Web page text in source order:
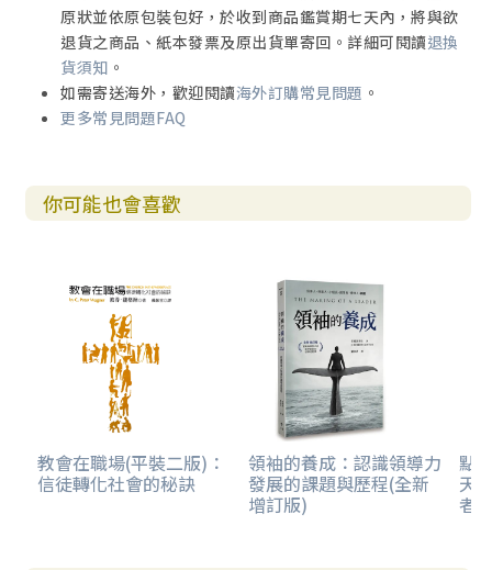
原狀並依原包裝包好，於收到商品鑑賞期七天內，將與欲
退貨之商品、紙本發票及原出貨單寄回。詳細可閱讀退換
貨須知 。
如需寄送海外，歡迎閱讀海外訂購常見問題 。
更多常見問題FAQ
你可能也會喜歡
教會在職場(平裝二版)：
信徒轉化社會的秘訣
領袖的養成：認識領導力
發展的課題與歷程(全新
增訂版)
點
天
者